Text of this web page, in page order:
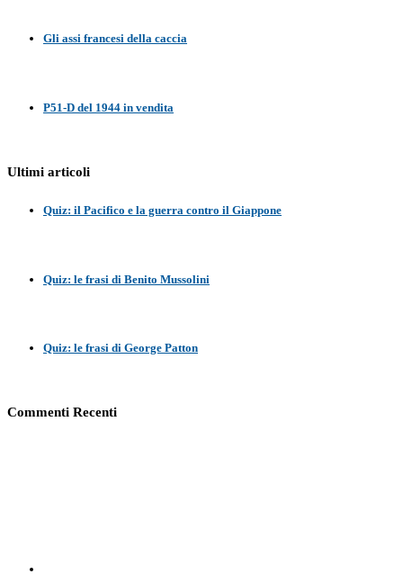
Gli assi francesi della caccia
P51-D del 1944 in vendita
Ultimi articoli
Quiz: il Pacifico e la guerra contro il Giappone
Quiz: le frasi di Benito Mussolini
Quiz: le frasi di George Patton
Commenti Recenti